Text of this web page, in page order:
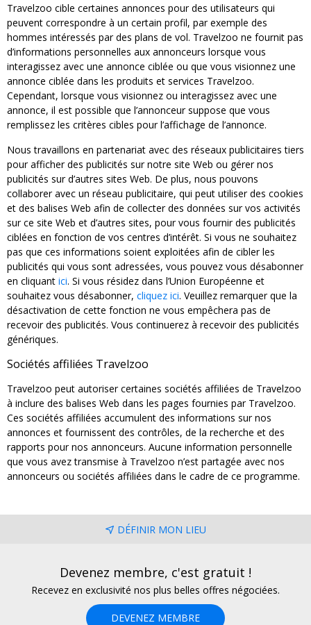
Travelzoo cible certaines annonces pour des utilisateurs qui
peuvent correspondre à un certain profil, par exemple des
hommes intéressés par des plans de vol. Travelzoo ne fournit pas
d’informations personnelles aux annonceurs lorsque vous
interagissez avec une annonce ciblée ou que vous visionnez une
annonce ciblée dans les produits et services Travelzoo.
Cependant, lorsque vous visionnez ou interagissez avec une
annonce, il est possible que l’annonceur suppose que vous
remplissez les critères cibles pour l’affichage de l’annonce.
Nous travaillons en partenariat avec des réseaux publicitaires tiers
pour afficher des publicités sur notre site Web ou gérer nos
publicités sur d’autres sites Web. De plus, nous pouvons
collaborer avec un réseau publicitaire, qui peut utiliser des cookies
et des balises Web afin de collecter des données sur vos activités
sur ce site Web et d’autres sites, pour vous fournir des publicités
ciblées en fonction de vos centres d’intérêt. Si vous ne souhaitez
pas que ces informations soient exploitées afin de cibler les
publicités qui vous sont adressées, vous pouvez vous désabonner
en cliquant ici. Si vous résidez dans l’Union Européenne et
souhaitez vous désabonner, cliquez ici. Veuillez remarquer que la
désactivation de cette fonction ne vous empêchera pas de
recevoir des publicités. Vous continuerez à recevoir des publicités
génériques.
Sociétés affiliées Travelzoo
Travelzoo peut autoriser certaines sociétés affiliées de Travelzoo
à inclure des balises Web dans les pages fournies par Travelzoo.
Ces sociétés affiliées accumulent des informations sur nos
annonces et fournissent des contrôles, de la recherche et des
rapports pour nos annonceurs. Aucune information personnelle
que vous avez transmise à Travelzoo n’est partagée avec nos
annonceurs ou sociétés affiliées dans le cadre de ce programme.
DÉFINIR MON LIEU
Devenez membre, c'est gratuit !
Recevez en exclusivité nos plus belles offres négociées.
DEVENEZ MEMBRE